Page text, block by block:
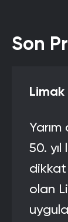
Son
Yarım
50.
dikkat
olan